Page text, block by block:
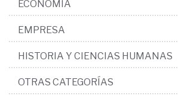
ECONOMÍA
EMPRESA
HISTORIA Y CIENCIAS HUMANAS
OTRAS CATEGORÍAS